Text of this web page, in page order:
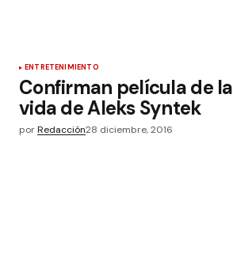
ENTRETENIMIENTO
Confirman película de la
vida de Aleks Syntek
porRedacción28 diciembre, 2016